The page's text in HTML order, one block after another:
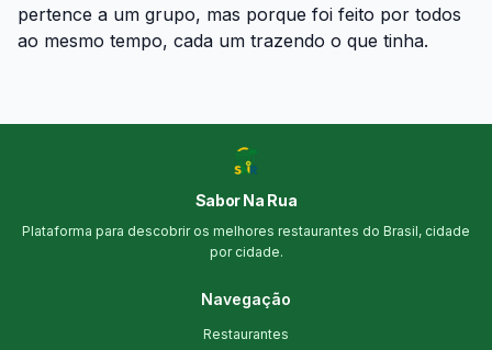
pertence a um grupo, mas porque foi feito por todos
ao mesmo tempo, cada um trazendo o que tinha.
Sabor Na Rua
Plataforma para descobrir os melhores restaurantes do Brasil, cidade
por cidade.
Navegação
Restaurantes